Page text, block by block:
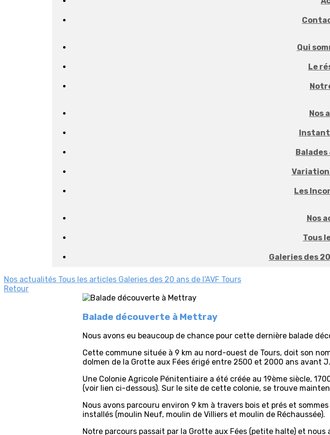
Qui
Le
Nos
Les
Nos
Tous
Galeries des
Nos actualités Tous les articles Galeries des 20 ans de l'AVF Tours
Retour
Balade découverte à Mettray
Nous avons eu beaucoup de chance pour cette dernière balade
Cette commune située à 9 km au nord-ouest de Tours, doit son
dolmen de la Grotte aux Fées érigé entre 2500 et 2000 ans avant
Une Colonie Agricole Pénitentiaire a été créée au 19ème siècle,
(voir lien ci-dessous). Sur le site de cette colonie, se trouve
Nous avons parcouru environ 9 km à travers bois et prés et
installés (moulin Neuf, moulin de Villiers et moulin de Réchaussée).
Notre parcours passait par la Grotte aux Fées (petite halte) et